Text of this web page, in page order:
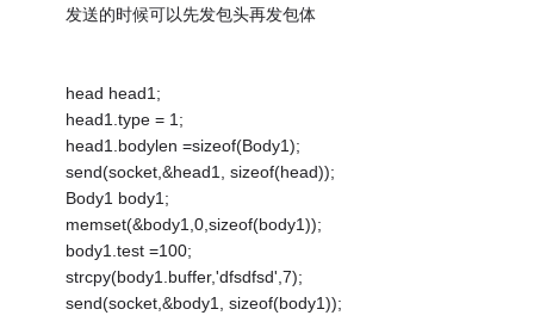
发送的时候可以先发包头再发包体
head head1;
head1.type = 1;
head1.bodylen =sizeof(Body1);
send(socket,&head1, sizeof(head));
Body1 body1;
memset(&body1,0,sizeof(body1));
body1.test =100;
strcpy(body1.buffer,'dfsdfsd',7);
send(socket,&body1, sizeof(body1));